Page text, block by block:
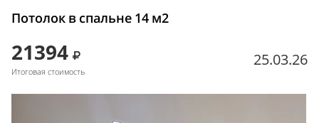
Потолок в спальне 14 м2
21394
Итоговая стоимость
25.03.26